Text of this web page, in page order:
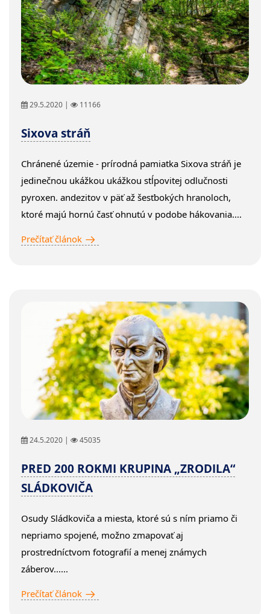
29.5.2020 | 11166
Sixova stráň
Chránené územie - prírodná pamiatka Sixova stráň je
jedinečnou ukážkou ukážkou stĺpovitej odlučnosti
pyroxen. andezitov v päť až šesťbokých hranoloch,
ktoré majú hornú časť ohnutú v podobe hákovania....
Prečítať článok
24.5.2020 | 45035
PRED 200 ROKMI KRUPINA „ZRODILA“
SLÁDKOVIČA
Osudy Sládkoviča a miesta, ktoré sú s ním priamo či
nepriamo spojené, možno zmapovať aj
prostredníctvom fotografií a menej známych
záberov......
Prečítať článok